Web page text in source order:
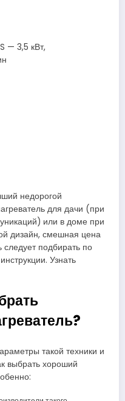
— 3,5 кВт,
недорогой
для дачи (при
или в доме при
дизайн, смешная цена
следует подбирать по
Узнать
такой техники и
выбрать хороший